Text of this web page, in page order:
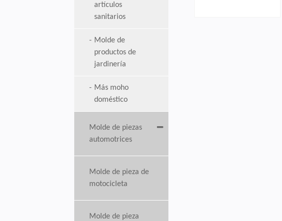
artículos
sanitarios
Molde de
productos de
jardinería
Más moho
doméstico
Molde de piezas
automotrices
Molde de pieza de
motocicleta
Molde de pieza